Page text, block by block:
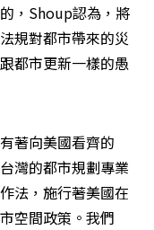
，Shoup認為，將
規對都市帶來的災
都市更新一樣的愚
著向美國看齊的
灣的都市規劃專業
法，施行著美國在
空間政策。我們